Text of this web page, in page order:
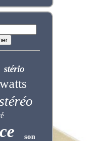
stério
watts
son